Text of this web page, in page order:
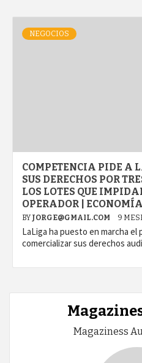
NEGOCIOS
COMPETENCIA PIDE A
SUS DERECHOS POR
LOS LOTES QUE
OPERADOR | ECONOMÍA
BY JORGE@GMAIL.COM 9
LaLiga ha puesto en marcha el
comercializar sus derechos
Magaziness